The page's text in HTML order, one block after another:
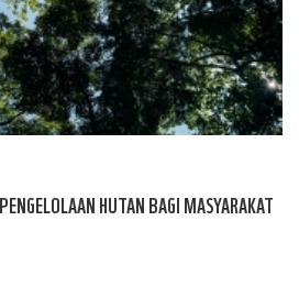
HUTAN BAGI MASYARAKAT